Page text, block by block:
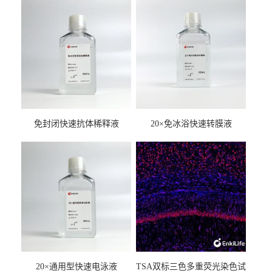
免封闭快速抗体稀释液 20×免冰浴快速转膜液
20×通用型快速电泳液 TSA双标三色多重荧光染色试